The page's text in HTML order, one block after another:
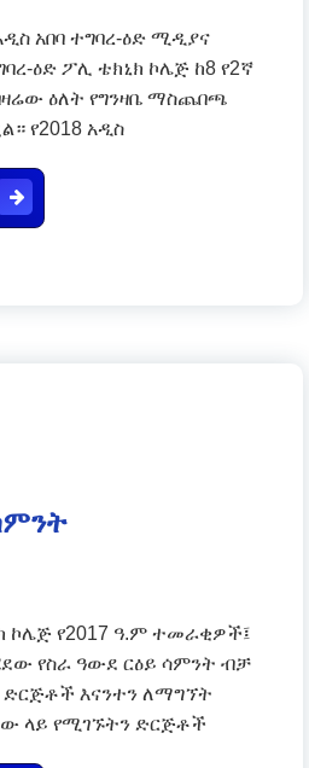
አበባ ተግባረ-ዕድ ሚዲያና
ዕድ ፖሊ ቴክኒክ ኮሌጅ ከ8 የ2ኛ
ዕለት የግንዛቤ ማስጨበጫ
የ2018 አዲስ
ማስጨበጫ ውይይት ፣ MOU
ኮሌጅ የ2017 ዓ.ም ተመራቂዎች፤
የስራ ዓውደ ርዕይ ሳምንት ብቻ
ድርጅቶች እናንተን ለማግኘት
ላይ የሚገኙትን ድርጅቶች